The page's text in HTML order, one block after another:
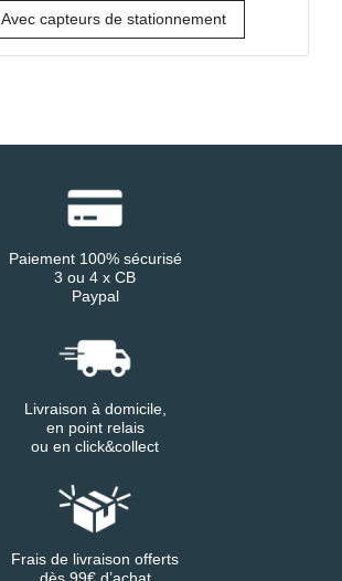
Avec capteurs de stationnement
Paiement 100% sécurisé
3 ou 4 x CB
Paypal
Livraison à domicile,
en point relais
ou en click&collect
Frais de livraison offerts
dès 99€ d’achat